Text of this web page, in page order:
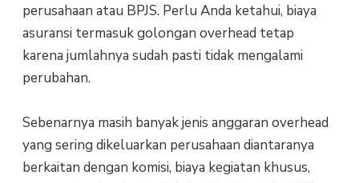
perusahaan atau BPJS. Perlu Anda ketahui, biaya
asuransi termasuk golongan overhead tetap
karena jumlahnya sudah pasti tidak mengalami
perubahan.
Sebenarnya masih banyak jenis anggaran overhead
yang sering dikeluarkan perusahaan diantaranya
berkaitan dengan komisi, biaya kegiatan khusus,